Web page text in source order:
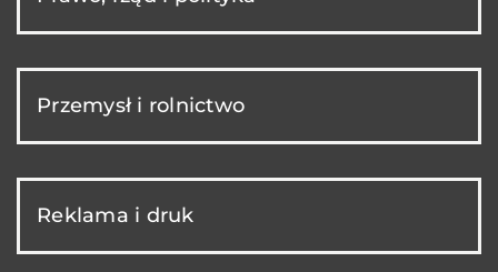
Przemysł i rolnictwo
Reklama i druk